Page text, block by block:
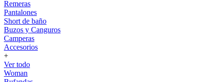
Remeras
Pantalones
Short de baño
Buzos y Canguros
Camperas
Accesorios
+
Ver todo
Woman